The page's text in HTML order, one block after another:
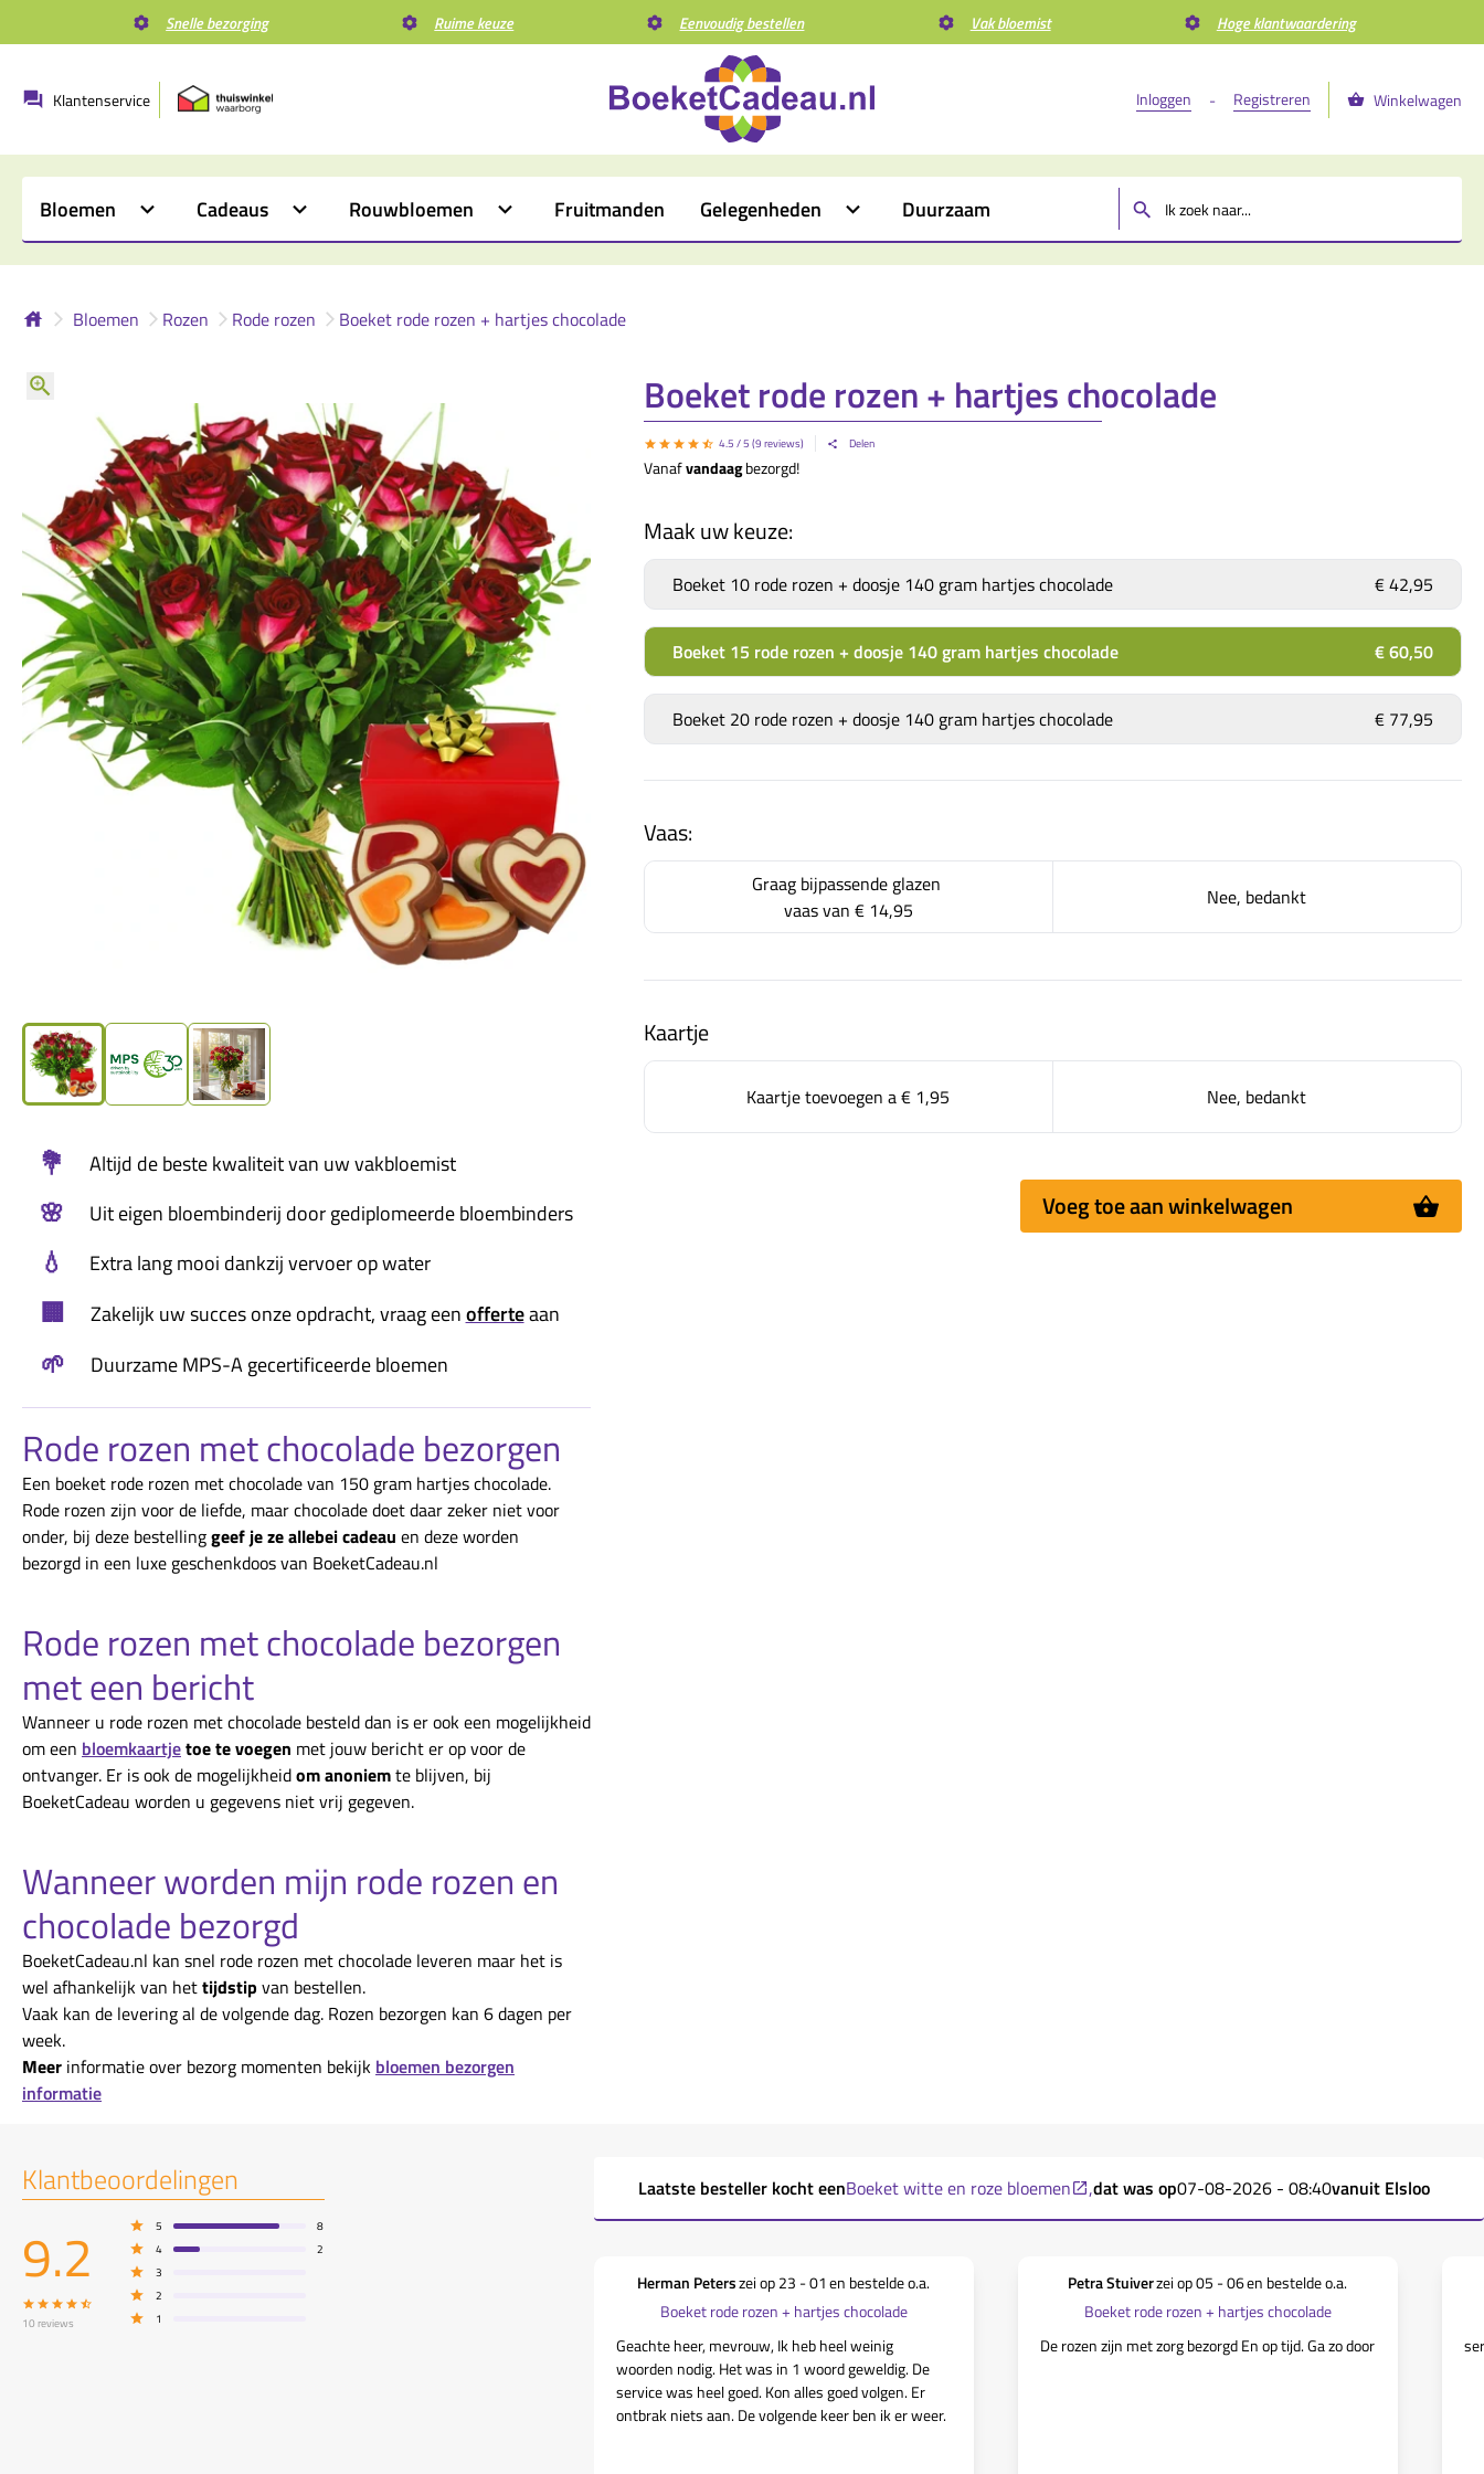
Snelle bezorging Ruime keuze Eenvoudig bestellen Vak bloemist Hoge klantwaardering
Klantenservice Inloggen - Registreren Winkelwagen
Bloemen Cadeaus Rouwbloemen Fruitmanden Gelegenheden Duurzaam
Bloemen Rozen Rode rozen Boeket rode rozen + hartjes chocolade
💐 Altijd de beste kwaliteit van uw vakbloemist
🌸 Uit eigen bloembinderij door gediplomeerde bloembinders
💧 Extra lang mooi dankzij vervoer op water
🏢 Zakelijk uw succes onze opdracht, vraag eenofferteaan
🌱 Duurzame MPS-A gecertificeerde bloemen
Rode rozen met chocolade bezorgen
Een boeket rode rozen met chocolade van 150 gram hartjes chocolade.
Rode rozen zijn voor de liefde, maar chocolade doet daar zeker niet voor
onder, bij deze bestellinggeef je ze allebei cadeau en deze worden
bezorgd in een luxe geschenkdoos van BoeketCadeau.nl
Rode rozen met chocolade bezorgen
met een bericht
Wanneer u rode rozen met chocolade besteld dan is er ook een mogelijkheid
om een bloemkaartjetoe te voegen met jouw bericht er op voor de
ontvanger. Er is ook de mogelijkheidom anoniemte blijven, bij
BoeketCadeau worden u gegevens niet vrij gegeven.
Wanneer worden mijn rode rozen en
chocolade bezorgd
BoeketCadeau.nl kan snel rode rozen met chocolade leveren maar het is
wel afhankelijk van hettijdstip van bestellen.
Vaak kan de levering al de volgende dag. Rozen bezorgen kan 6 dagen per
week.
Meer informatie over bezorg momenten bekijk bloemen bezorgen
informatie
Boeket rode rozen + hartjes chocolade
4.5 / 5 (9 reviews) Delen
Vanafvandaagbezorgd!
Maak uw keuze:
Boeket 10 rode rozen + doosje 140 gram hartjes chocolade € 42,95
Boeket 15 rode rozen + doosje 140 gram hartjes chocolade € 60,50
Boeket 20 rode rozen + doosje 140 gram hartjes chocolade € 77,95
Vaas:
Graag bijpassende glazen
vaas van € 14,95 Nee, bedankt
Kaartje
Kaartje toevoegen a€ 1,95 Nee, bedankt
Voeg toe aan winkelwagen
Klantbeoordelingen
9.2
10 reviews
5
8
4
2
3
2
1
Laatste besteller kocht eenBoeket witte en roze bloemen ,dat was op07-08-2026 - 08:40vanuit Elsloo
Herman Peterszei op23 - 01en bestelde o.a.
Boeket rode rozen + hartjes chocolade
Geachte heer, mevrouw, Ik heb heel weinig
woorden nodig. Het was in 1 woord geweldig. De
service was heel goed. Kon alles goed volgen. Er
ontbrak niets aan. De volgende keer ben ik er weer.
Petra Stuiverzei op05 - 06en bestelde o.a.
Boeket rode rozen + hartjes chocolade
De rozen zijn met zorg bezorgd En op tijd. Ga zo door